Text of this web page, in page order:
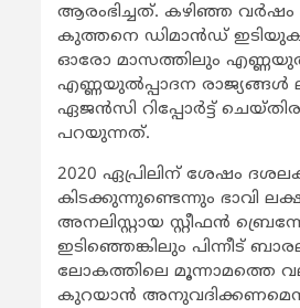
ആരംഭിച്ചത്. കഴിഞ്ഞ
കുത്തനെ ഡിമാന്‍ഡ്
ഓരോ മാസത്തിലും
എണ്ണയുല്‍പ്പാദന രാജ്യങ്ങള്‍
ഏജന്‍സി റിപ്പോര്‍ട്ട്
പറയുന്നത്.
2020 ഏപ്രിലിന് ശേഷം
കിടക്കുന്നുണ്ടെന്നും ഭാവി
അനലിസ്റ്റായ സ്റ്റീഫന്‍
ഇടിഞ്ഞെങ്കിലും പിന്നീട്
ലോകത്തിലെ മൂന്നാമത്തെ
കുറയാന്‍